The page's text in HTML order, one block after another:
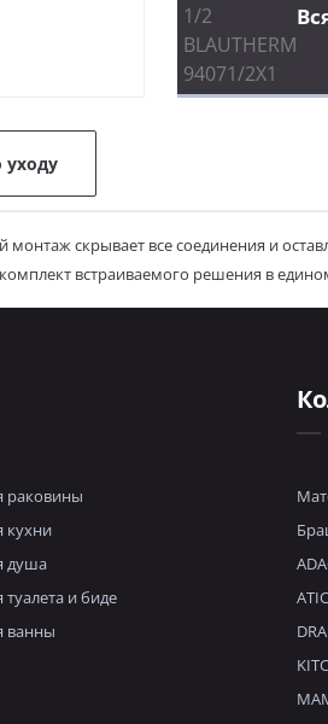
монтаж скрывает все соединения и
встраиваемого решения в
раковины
кухни
душа
и биде
ванны